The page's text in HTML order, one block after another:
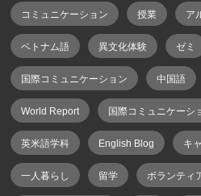
コミュニケーション 授業 ア
ベトナム語 異文化体験 ゼミ
国際コミュニケーション 中国語
World Report 国際コミュニケーシ
英米語学科 English Blog キ
一人暮らし 留学 ボランティ